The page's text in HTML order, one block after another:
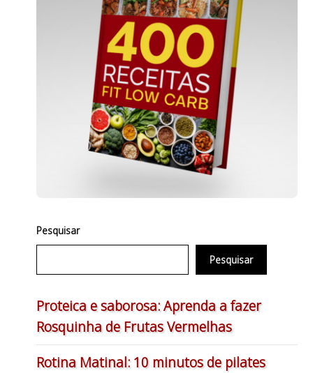
Pesquisar
Pesquisar
Proteica e saborosa: Aprenda a fazer
Rosquinha de Frutas Vermelhas
Rotina Matinal: 10 minutos de pilates